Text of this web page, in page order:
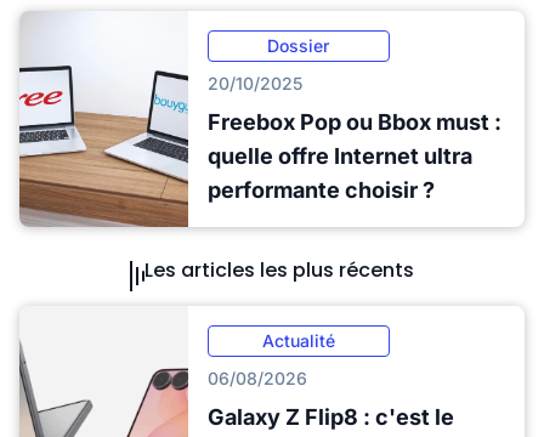
Dossier
20/10/2025
Freebox Pop ou Bbox must :
quelle offre Internet ultra
performante choisir ?
Les articles les plus récents
Actualité
06/08/2026
Galaxy Z Flip8 : c'est le